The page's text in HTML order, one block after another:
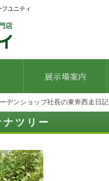
ユニティ
デンショップ社長の東奔西走日記
ナツリー